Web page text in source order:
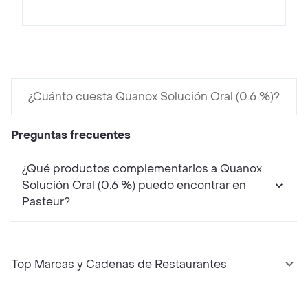
¿Cuánto cuesta Quanox Solución Oral (0.6 %)?
Preguntas frecuentes
¿Qué productos complementarios a Quanox
Solución Oral (0.6 %) puedo encontrar en
Pasteur?
Top Marcas y Cadenas de Restaurantes